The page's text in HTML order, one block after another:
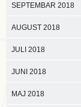
SEPTEMBAR 2018
AUGUST 2018
JULI 2018
JUNI 2018
MAJ 2018